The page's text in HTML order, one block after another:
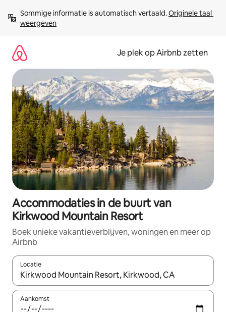
direct
naar
Sommige informatie is automatisch vertaald. Originele taal
weergeven
Je plek op Airbnb zetten
Accommodaties in de buurt van
Kirkwood Mountain Resort
Boek unieke vakantieverblijven, woningen en meer op
Airbnb
Locatie
Wanneer er resultaten beschikbaar zijn, maak je een keuze
Aankomst